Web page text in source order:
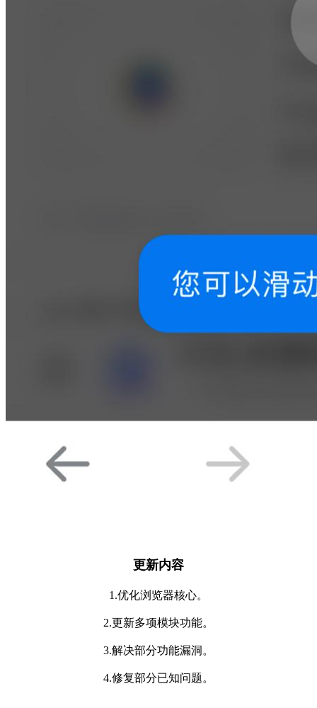
更新内容
1.优化浏览器核心。
2.更新多项模块功能。
3.解决部分功能漏洞。
4.修复部分已知问题。